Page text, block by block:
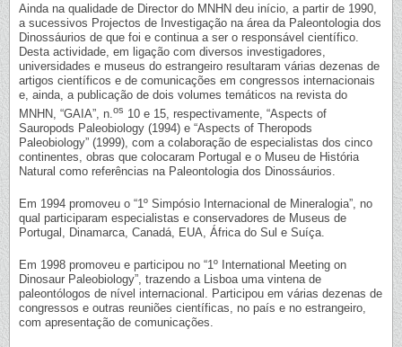
Ainda na qualidade de Director do MNHN deu início, a partir de 1990,
a sucessivos Projectos de Investigação na área da Paleontologia dos
Dinossáurios de que foi e continua a ser o responsável científico.
Desta actividade, em ligação com diversos investigadores,
universidades e museus do estrangeiro resultaram várias dezenas de
artigos científicos e de comunicações em congressos internacionais
e, ainda, a publicação de dois volumes temáticos na revista do
MNHN, “GAIA”, n. os 10 e 15, respectivamente, “Aspects of
Sauropods Paleobiology (1994) e “Aspects of Theropods
Paleobiology” (1999), com a colaboração de especialistas dos cinco
continentes, obras que colocaram Portugal e o Museu de História
Natural como referências na Paleontologia dos Dinossáurios.
Em 1994 promoveu o “1º Simpósio Internacional de Mineralogia”, no
qual participaram especialistas e conservadores de Museus de
Portugal, Dinamarca, Canadá, EUA, África do Sul e Suíça.
Em 1998 promoveu e participou no “1º International Meeting on
Dinosaur Paleobiology”, trazendo a Lisboa uma vintena de
paleontólogos de nível internacional. Participou em várias dezenas de
congressos e outras reuniões científicas, no país e no estrangeiro,
com apresentação de comunicações.